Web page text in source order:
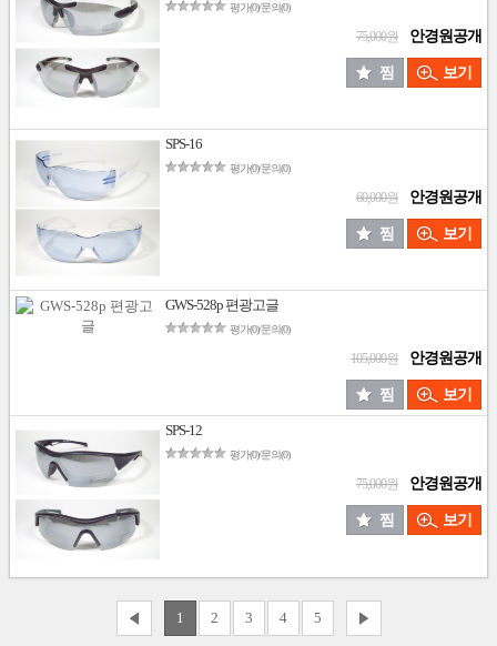
평가(0)/문의(0)
75,000원 안경원공개
보기
찜
SPS-16
평가(0)/문의(0)
60,000원 안경원공개
보기
찜
GWS-528p 편광고글
평가(0)/문의(0)
105,000원 안경원공개
보기
찜
SPS-12
평가(0)/문의(0)
75,000원 안경원공개
보기
찜
1 2 3 4 5